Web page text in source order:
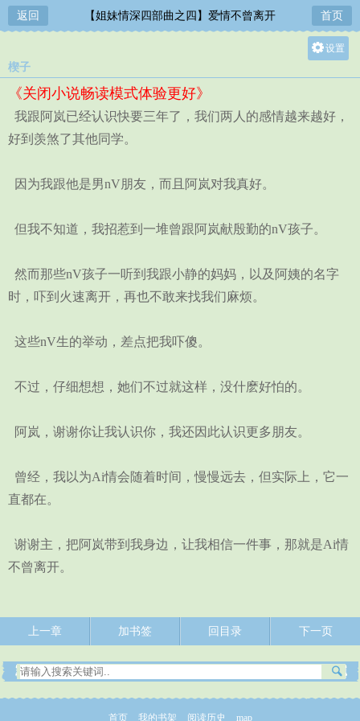
返回 【姐妹情深四部曲之四】爱情不曾离开 首页
设置
中
楔子
《关闭小说畅读模式体验更好》
我跟阿岚已经认识快要三年了，我们两人的感情越来越好，
好到羡煞了其他同学。
因为我跟他是男nV朋友，而且阿岚对我真好。
但我不知道，我招惹到一堆曾跟阿岚献殷勤的nV孩子。
然而那些nV孩子一听到我跟小静的妈妈，以及阿姨的名字
时，吓到火速离开，再也不敢来找我们麻烦。
这些nV生的举动，差点把我吓傻。
不过，仔细想想，她们不过就这样，没什麽好怕的。
阿岚，谢谢你让我认识你，我还因此认识更多朋友。
曾经，我以为Ai情会随着时间，慢慢远去，但实际上，它一
直都在。
谢谢主，把阿岚带到我身边，让我相信一件事，那就是Ai情
不曾离开。
上一章 加书签 回目录 下一页
首页 我的书架 阅读历史 map